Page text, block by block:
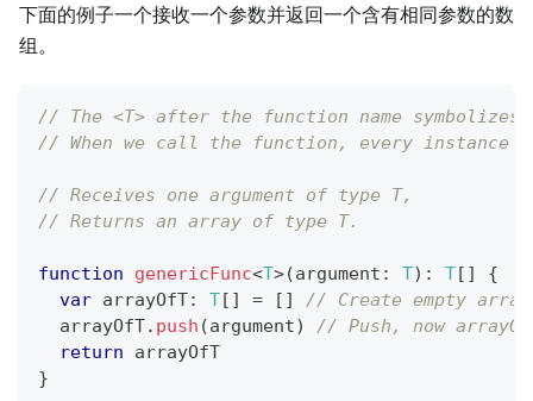
下面的例子一个接收一个参数并返回一个含有相同参数的数
组。
// The <T> after the function name
// When we call the function, every
// Receives one argument of type T,
// Returns an array of type T.
function genericFunc<T>(argument : T) : T[ ]
{
var arrayOfT: T[ ] = [ ]
// Create empty
  arrayOfT
. push (argument)
// Push, now
return arrayOfT
}